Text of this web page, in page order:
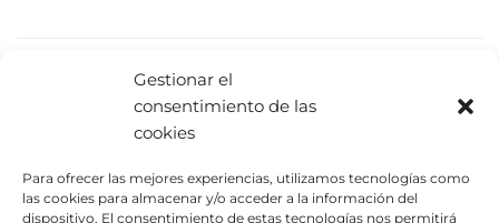
Gestionar el
consentimiento de las
cookies
Para ofrecer las mejores experiencias, utilizamos tecnologías como
las cookies para almacenar y/o acceder a la información del
dispositivo. El consentimiento de estas tecnologías nos permitirá